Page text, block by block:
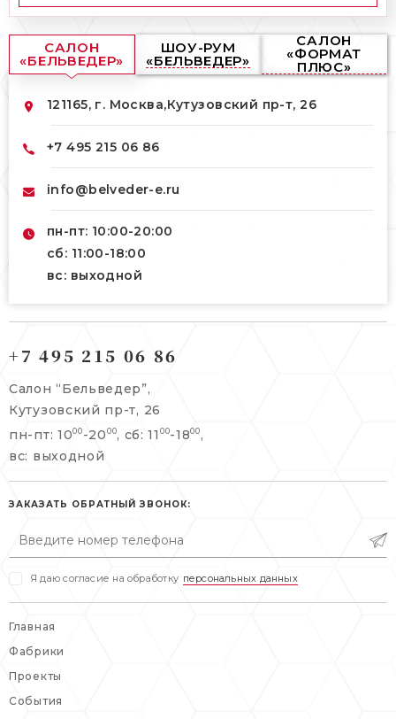
САЛОН
«БЕЛЬВЕДЕР»
ШОУ-РУМ
«БЕЛЬВЕДЕР»
САЛОН
«ФОРМАТ
ПЛЮС»
121165, г. Москва,Кутузовский пр-т, 26
+7 495 215 06 86
info@belveder-e.ru
пн-пт: 10:00-20:00
сб: 11:00-18:00
вс: выходной
info@belveder-e.ru
пн-пт: 10:00-20:00
сб, вс: выходной
Берсеневский переулок, 3/10с7
+7 495 477 45 43
info@belveder-e.ru
пн-пт: 10:00-19:00
сб: выходной
+7 495 215 06 86
Салон “Бельведер”,
Кутузовский пр-т, 26
пн-пт: 1000 -20 00, сб: 11 00-1800 ,
вс: выходной
ЗАКАЗАТЬ ОБРАТНЫЙ ЗВОНОК:
Я даю согласие на обработку персональных данных
Главная
Фабрики
Проекты
События